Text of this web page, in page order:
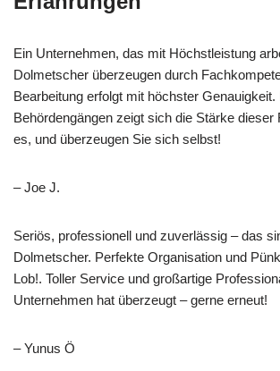
Ein Unternehmen, das mit Höchstleistung
Dolmetscher überzeugen durch
Bearbeitung erfolgt mit höchster Genauigkeit.
Behördengängen zeigt sich die Stärke dieser
es, und überzeugen Sie sich selbst!
– Joe J.
Seriös, professionell und zuverlässig – das
Dolmetscher. Perfekte Organisation und
Lob!. Toller Service und großartige
Unternehmen hat überzeugt – gerne erneut!
– Yunus Ö